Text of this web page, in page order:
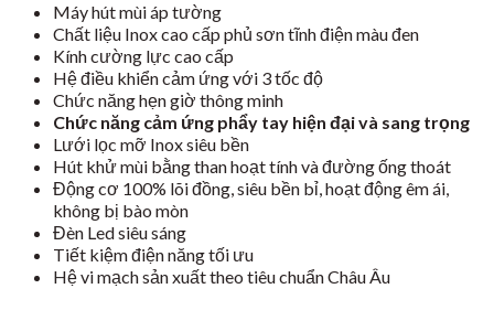
Máy hút mùi áp tường
Chất liệu Inox cao cấp phủ sơn tĩnh điện màu đen
Kính cường lực cao cấp
Hệ điều khiển cảm ứng với 3 tốc độ
Chức năng hẹn giờ thông minh
Chức năng cảm ứng phẩy tay hiện đại và sang trọng
Lưới lọc mỡ Inox siêu bền
Hút khử mùi bằng than hoạt tính và đường ống thoát
Động cơ 100% lõi đồng, siêu bền bỉ, hoạt động êm ái,
không bị bào mòn
Đèn Led siêu sáng
Tiết kiệm điện năng tối ưu
Hệ vi mạch sản xuất theo tiêu chuẩn Châu Âu